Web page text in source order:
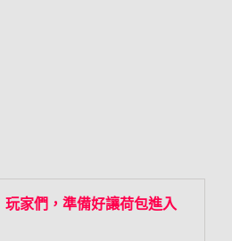
玩家們，準備好讓荷包進入